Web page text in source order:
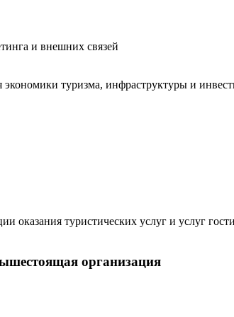
и внешних связей
экономики туризма, инфраструктуры и
оказания туристических услуг и услуг
организация